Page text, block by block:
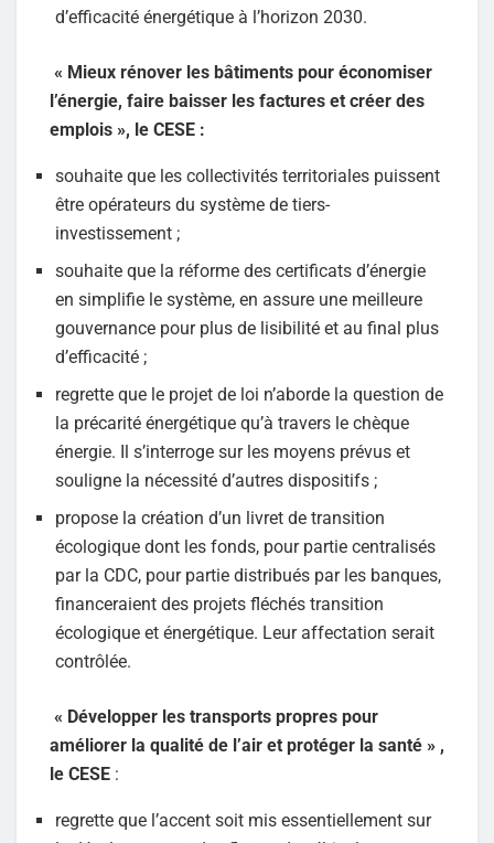
d’efficacité énergétique à l’horizon 2030.
« Mieux rénover les bâtiments pour économiser
l’énergie, faire baisser les factures et créer des
emplois », le CESE :
souhaite que les collectivités territoriales puissent
être opérateurs du système de tiers-
investissement ;
souhaite que la réforme des certificats d’énergie
en simplifie le système, en assure une meilleure
gouvernance pour plus de lisibilité et au final plus
d’efficacité ;
regrette que le projet de loi n’aborde la question de
la précarité énergétique qu’à travers le chèque
énergie. Il s’interroge sur les moyens prévus et
souligne la nécessité d’autres dispositifs ;
propose la création d’un livret de transition
écologique dont les fonds, pour partie centralisés
par la CDC, pour partie distribués par les banques,
financeraient des projets fléchés transition
écologique et énergétique. Leur affectation serait
contrôlée.
« Développer les transports propres pour
améliorer la qualité de l’air et protéger la santé » ,
le CESE :
regrette que l’accent soit mis essentiellement sur